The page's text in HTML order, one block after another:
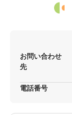
お問い合わせ
先
電話番号